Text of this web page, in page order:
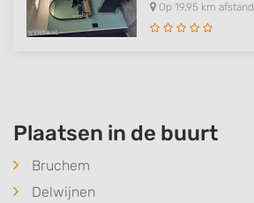
Op 19,95 km afstand
Plaatsen in de buurt
Bruchem
Delwijnen